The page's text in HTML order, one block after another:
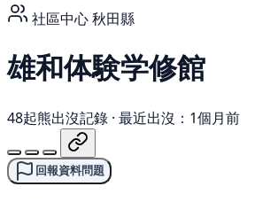
社區中心秋田縣
雄和体験学修館
48起熊出沒記錄 · 最近出沒：1個月前
回報資料問題